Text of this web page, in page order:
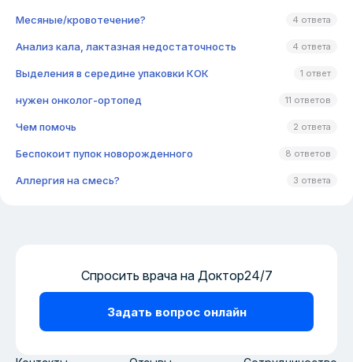
Месяные/кровотечение? 4 ответа
Анализ кала, лактазная недостаточность 4 ответа
Выделения в середине упаковки КОК 1 ответ
нужен онколог-ортопед 11 ответов
Чем помочь 2 ответа
Беспокоит пупок новорожденного 8 ответов
Аллергия на смесь? 3 ответа
Спросить врача на Доктор24/7
Задать вопрос онлайн